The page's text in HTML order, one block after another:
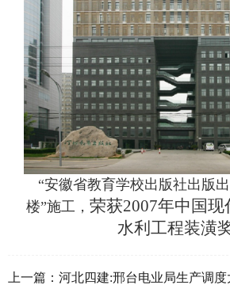
“安徽省教育学校出版社出版
楼”施工，荣获2007年中国
水利工程装潢奖
上一篇： 河北四建:邢台电业局生产调度